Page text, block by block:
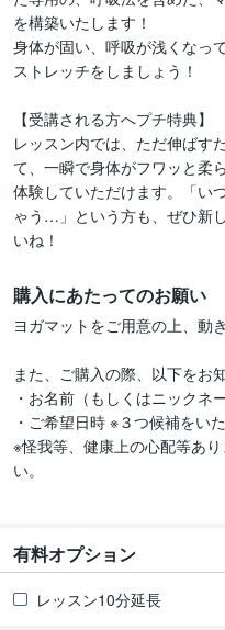
を構築いたします！
身体が固い、呼吸が浅くなっ
ストレッチをしましょう！
【受講される方へプチ特典】
レッスン内では、ただ伸ばす
て、一瞬で身体がフワッと柔
体験していただけます。「い
ゃう…」という方も、ぜひ新
いね！
購入にあたってのお願い
ヨガマットをご用意の上、動
また、ご購入の際、以下をお
・お名前（もしくはニックネー
・ご希望日時 ※３つ候補をい
※怪我等、健康上の心配等あ
い。
有料オプション
レッスン10分延長